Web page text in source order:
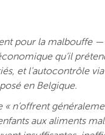
pour la malbouffe
qu’il
et l’autocontrôle
en Belgique.
n’offrent
aux aliments